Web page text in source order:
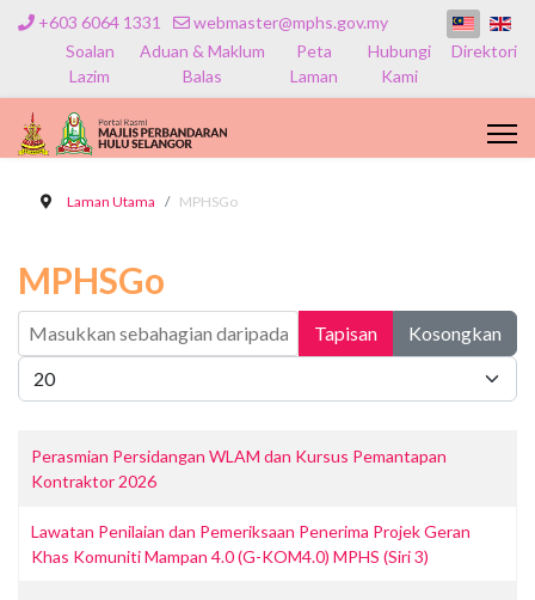
+603 6064 1331
webmaster@mphs.gov.my
Soalan
Lazim
Aduan & Maklum
Balas
Peta
Laman
Hubungi
Kami
Direktori
Laman Utama MPHSGo
MPHSGo
Tapisan Kosongkan
Papar #
Perasmian Persidangan WLAM dan Kursus Pemantapan
Kontraktor 2026
Lawatan Penilaian dan Pemeriksaan Penerima Projek Geran
Khas Komuniti Mampan 4.0 (G-KOM4.0) MPHS (Siri 3)